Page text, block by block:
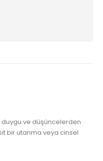
bakiredir. Çünkü vajinismus
olan çift sorunun geçici